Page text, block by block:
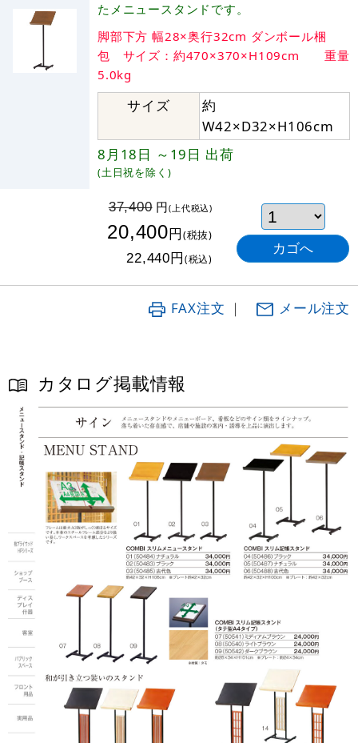
たメニュースタンドです。
脚部下方 幅28×奥行32cm ダンボール梱
包 サイズ：約470×370×H109cm 重量
5.0kg
サイズ
約
W42×D32×H106cm
8月18日 ～19日 出荷
(土日祝を除く)
37,400円(上代税込)
20,400円(税抜)
22,440円(税込)
FAX注文 ｜ メール注文
カタログ掲載情報